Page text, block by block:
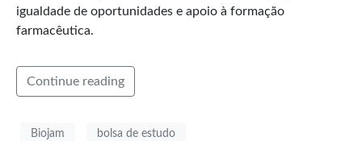
igualdade de oportunidades e apoio à formação
farmacêutica.
Continue reading
Biojam bolsa de estudo